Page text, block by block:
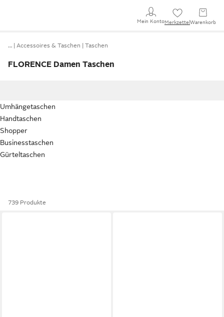
Mein KontoMerkzettel Warenkorb
… Accessoires & Taschen Taschen
FLORENCE Damen Taschen
Umhängetaschen
Handtaschen
Shopper
Businesstaschen
Gürteltaschen
739 Produkte